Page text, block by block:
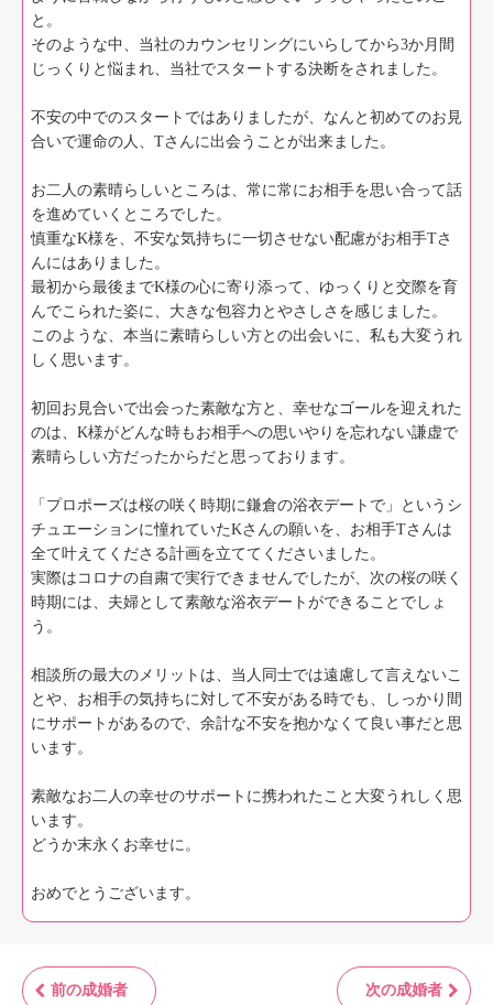
と。
そのような中、当社のカウンセリングにいらしてから3か月間
じっくりと悩まれ、当社でスタートする決断をされました。
不安の中でのスタートではありましたが、なんと初めてのお見
合いで運命の人、Tさんに出会うことが出来ました。
お二人の素晴らしいところは、常に常にお相手を思い合って話
を進めていくところでした。
慎重なK様を、不安な気持ちに一切させない配慮がお相手Tさ
んにはありました。
最初から最後までK様の心に寄り添って、ゆっくりと交際を育
んでこられた姿に、大きな包容力とやさしさを感じました。
このような、本当に素晴らしい方との出会いに、私も大変うれ
しく思います。
初回お見合いで出会った素敵な方と、幸せなゴールを迎えれた
のは、K様がどんな時もお相手への思いやりを忘れない謙虚で
素晴らしい方だったからだと思っております。
「プロポーズは桜の咲く時期に鎌倉の浴衣デートで」というシ
チュエーションに憧れていたKさんの願いを、お相手Tさんは
全て叶えてくださる計画を立ててくださいました。
実際はコロナの自粛で実行できませんでしたが、次の桜の咲く
時期には、夫婦として素敵な浴衣デートができることでしょ
う。
相談所の最大のメリットは、当人同士では遠慮して言えないこ
とや、お相手の気持ちに対して不安がある時でも、しっかり間
にサポートがあるので、余計な不安を抱かなくて良い事だと思
います。
素敵なお二人の幸せのサポートに携われたこと大変うれしく思
います。
どうか末永くお幸せに。
おめでとうございます。
前の成婚者 次の成婚者